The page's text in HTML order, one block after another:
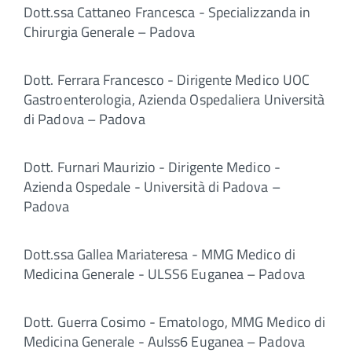
Dott.ssa Cattaneo Francesca - Specializzanda in
Chirurgia Generale – Padova
Dott. Ferrara Francesco - Dirigente Medico UOC
Gastroenterologia, Azienda Ospedaliera Università
di Padova – Padova
Dott. Furnari Maurizio - Dirigente Medico -
Azienda Ospedale - Università di Padova –
Padova
Dott.ssa Gallea Mariateresa - MMG Medico di
Medicina Generale - ULSS6 Euganea – Padova
Dott. Guerra Cosimo - Ematologo, MMG Medico di
Medicina Generale - Aulss6 Euganea – Padova